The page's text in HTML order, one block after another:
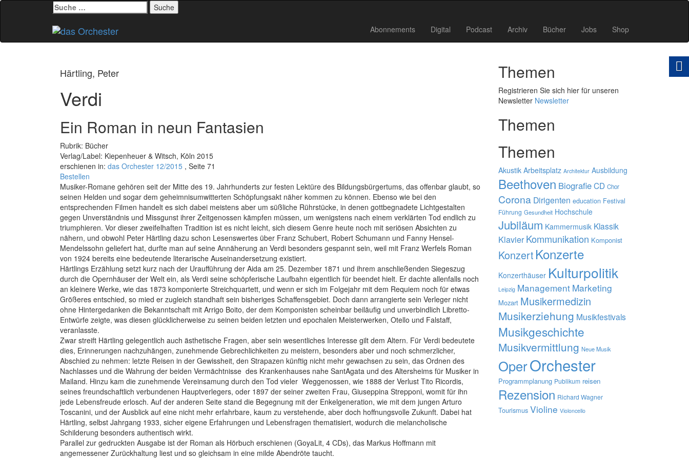
Suche
nach:
springen
Abonnements Digital Podcast Archiv Bücher Jobs Shop
Härtling, Peter
Verdi
Ein Roman in neun Fantasien
Rubrik: Bücher
Verlag/Label: Kiepenheuer & Witsch, Köln 2015
erschienen in: das Orchester 12/2015 , Seite 71
Bestellen
Musiker-Romane gehören seit der Mitte des 19. Jahrhunderts zur festen Lektüre des Bildungsbürgertums, das offenbar glaubt, so
seinen Helden und sogar dem geheimnisumwitterten Schöpfungsakt näher kommen zu können. Ebenso wie bei den
entsprechenden Filmen handelt es sich dabei meistens aber um süßliche Rührstücke, in denen gottbegnadete Lichtgestalten
gegen Unverständnis und Missgunst ihrer Zeitgenossen kämpfen müssen, um wenigstens nach einem verklärten Tod endlich zu
triumphieren. Vor dieser zweifelhaften Tradition ist es nicht leicht, sich diesem Genre heute noch mit seriösen Absichten zu
nähern, und obwohl Peter Härtling dazu schon Lesenswertes über Franz Schubert, Robert Schumann und Fanny Hensel-
Mendelssohn geliefert hat, durfte man auf seine Annäherung an Verdi besonders gespannt sein, weil mit Franz Werfels Roman
von 1924 bereits eine bedeutende literarische Auseinandersetzung existiert.
Härtlings Erzählung setzt kurz nach der Uraufführung der Aida am 25. Dezember 1871 und ihrem anschließenden Siegeszug
durch die Opernhäuser der Welt ein, als Verdi seine schöpferische Laufbahn eigentlich für beendet hielt. Er dachte allenfalls noch
an kleinere Werke, wie das 1873 komponierte Streichquartett, und wenn er sich im Folgejahr mit dem Requiem noch für etwas
Größeres entschied, so mied er zugleich standhaft sein bisheriges Schaffensgebiet. Doch dann arrangierte sein Verleger nicht
ohne Hintergedanken die Bekanntschaft mit Arrigo Boito, der dem Komponisten scheinbar beiläufig und unverbindlich Libretto-
Entwürfe zeigte, was diesen glücklicherweise zu seinen beiden letzten und epochalen Meisterwerken, Otello und Falstaff,
veranlasste.
Zwar streift Härtling gelegentlich auch ästhetische Fragen, aber sein wesentliches Interesse gilt dem Altern. Für Verdi bedeutete
dies, Erinnerungen nachzuhängen, zunehmende Gebrechlichkeiten zu meistern, besonders aber und noch schmerzlicher,
Abschied zu nehmen: letzte Reisen in der Gewissheit, den Strapazen künftig nicht mehr gewachsen zu sein, das Ordnen des
Nachlasses und die Wahrung der beiden Vermächtnisse  des Krankenhauses nahe SantAgata und des Altersheims für Musiker in
Mailand. Hinzu kam die zunehmende Vereinsamung durch den Tod vieler Weggenossen, wie 1888 der Verlust Tito Ricordis,
seines freundschaftlich verbundenen Hauptverlegers, oder 1897 der seiner zweiten Frau, Giuseppina Strepponi, womit für ihn
jede Lebensfreude erlosch. Auf der anderen Seite stand die Begegnung mit der Enkelgeneration, wie mit dem jungen Arturo
Toscanini, und der Ausblick auf eine nicht mehr erfahrbare, kaum zu verstehende, aber doch hoffnungsvolle Zukunft. Dabei hat
Härtling, selbst Jahrgang 1933, sicher eigene Erfahrungen und Lebensfragen thematisiert, wodurch die melancholische
Schilderung besonders authentisch wirkt.
Parallel zur gedruckten Ausgabe ist der Roman als Hörbuch erschienen (GoyaLit, 4 CDs), das Markus Hoffmann mit
angemessener Zurückhaltung liest und so gleichsam in eine milde Abendröte taucht.
Themen
Registrieren Sie sich hier für unseren
Newsletter Newsletter
Themen
Themen
Akustik Arbeitsplatz Architektur Ausbildung
Beethoven BiografieCD Chor
Corona Dirigenten education Festival
Führung Gesundheit Hochschule
Jubiläum Kammermusik Klassik
Klavier Kommunikation Komponist
Konzert Konzerte
Konzerthäuser Kulturpolitik
Leipzig Management Marketing
Mozart Musikermedizin
Musikerziehung Musikfestivals
Musikgeschichte
Musikvermittlung Neue Musik
OperOrchester
Programmplanung Publikum reisen
Rezension Richard Wagner
Tourismus Violine Violoncello